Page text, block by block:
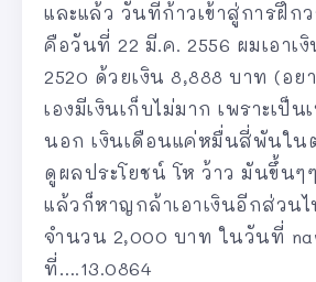
และแล้ว วันที่ก้าวเข้าสู่การฝึก
คือวันที่ 22 มี.ค. 2556 ผมเอาเ
2520 ด้วยเงิน 8,888 บาท (อย
เองมีเงินเก็บไม่มาก เพราะเป็
นอก เงินเดือนแค่หมื่นสี่พันใน
ดูผลประโยชน์ โห ว้าว มันขึ้นๆ
แล้วก็หาญกล้าเอาเงินอีกส่วน
จำนวน 2,000 บาท ในวันที่
ที่….13.0864